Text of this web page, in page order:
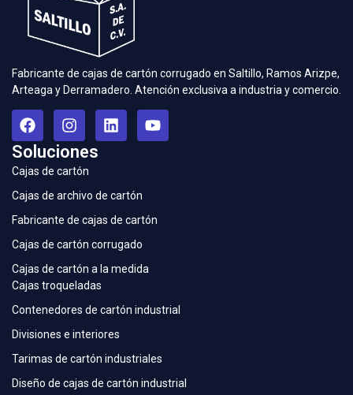
Fabricante de cajas de cartón corrugado en Saltillo, Ramos Arizpe,
Arteaga y Derramadero. Atención exclusiva a industria y comercio.
Soluciones
Cajas de cartón
Cajas de archivo de cartón
Fabricante de cajas de cartón
Cajas de cartón corrugado
Cajas de cartón a la medida
Cajas troqueladas
Contenedores de cartón industrial
Divisiones e interiores
Tarimas de cartón industriales
Diseño de cajas de cartón industrial